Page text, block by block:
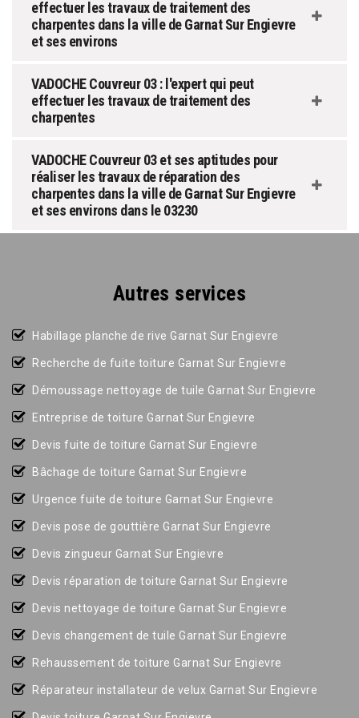
effectuer les travaux de traitement des
charpentes dans la ville de Garnat Sur Engievre
et ses environs
VADOCHE Couvreur 03 : l'expert qui peut
effectuer les travaux de traitement des
charpentes
VADOCHE Couvreur 03 et ses aptitudes pour
réaliser les travaux de réparation des
charpentes dans la ville de Garnat Sur Engievre
et ses environs dans le 03230
Autres services
Habillage planche de rive Garnat Sur Engievre
Recherche de fuite toiture Garnat Sur Engievre
Démoussage nettoyage de tuile Garnat Sur Engievre
Entreprise de toiture Garnat Sur Engievre
Devis fuite de toiture Garnat Sur Engievre
Bâchage de toiture Garnat Sur Engievre
Urgence fuite de toiture Garnat Sur Engievre
Devis pose de gouttière Garnat Sur Engievre
Devis zingueur Garnat Sur Engievre
Devis réparation de toiture Garnat Sur Engievre
Devis nettoyage de toiture Garnat Sur Engievre
Devis changement de tuile Garnat Sur Engievre
Rehaussement de toiture Garnat Sur Engievre
Réparateur installateur de velux Garnat Sur Engievre